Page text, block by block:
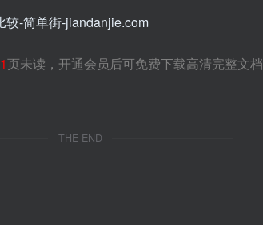
1页未读，开通会员后可免费下载高清完整文档
THE END